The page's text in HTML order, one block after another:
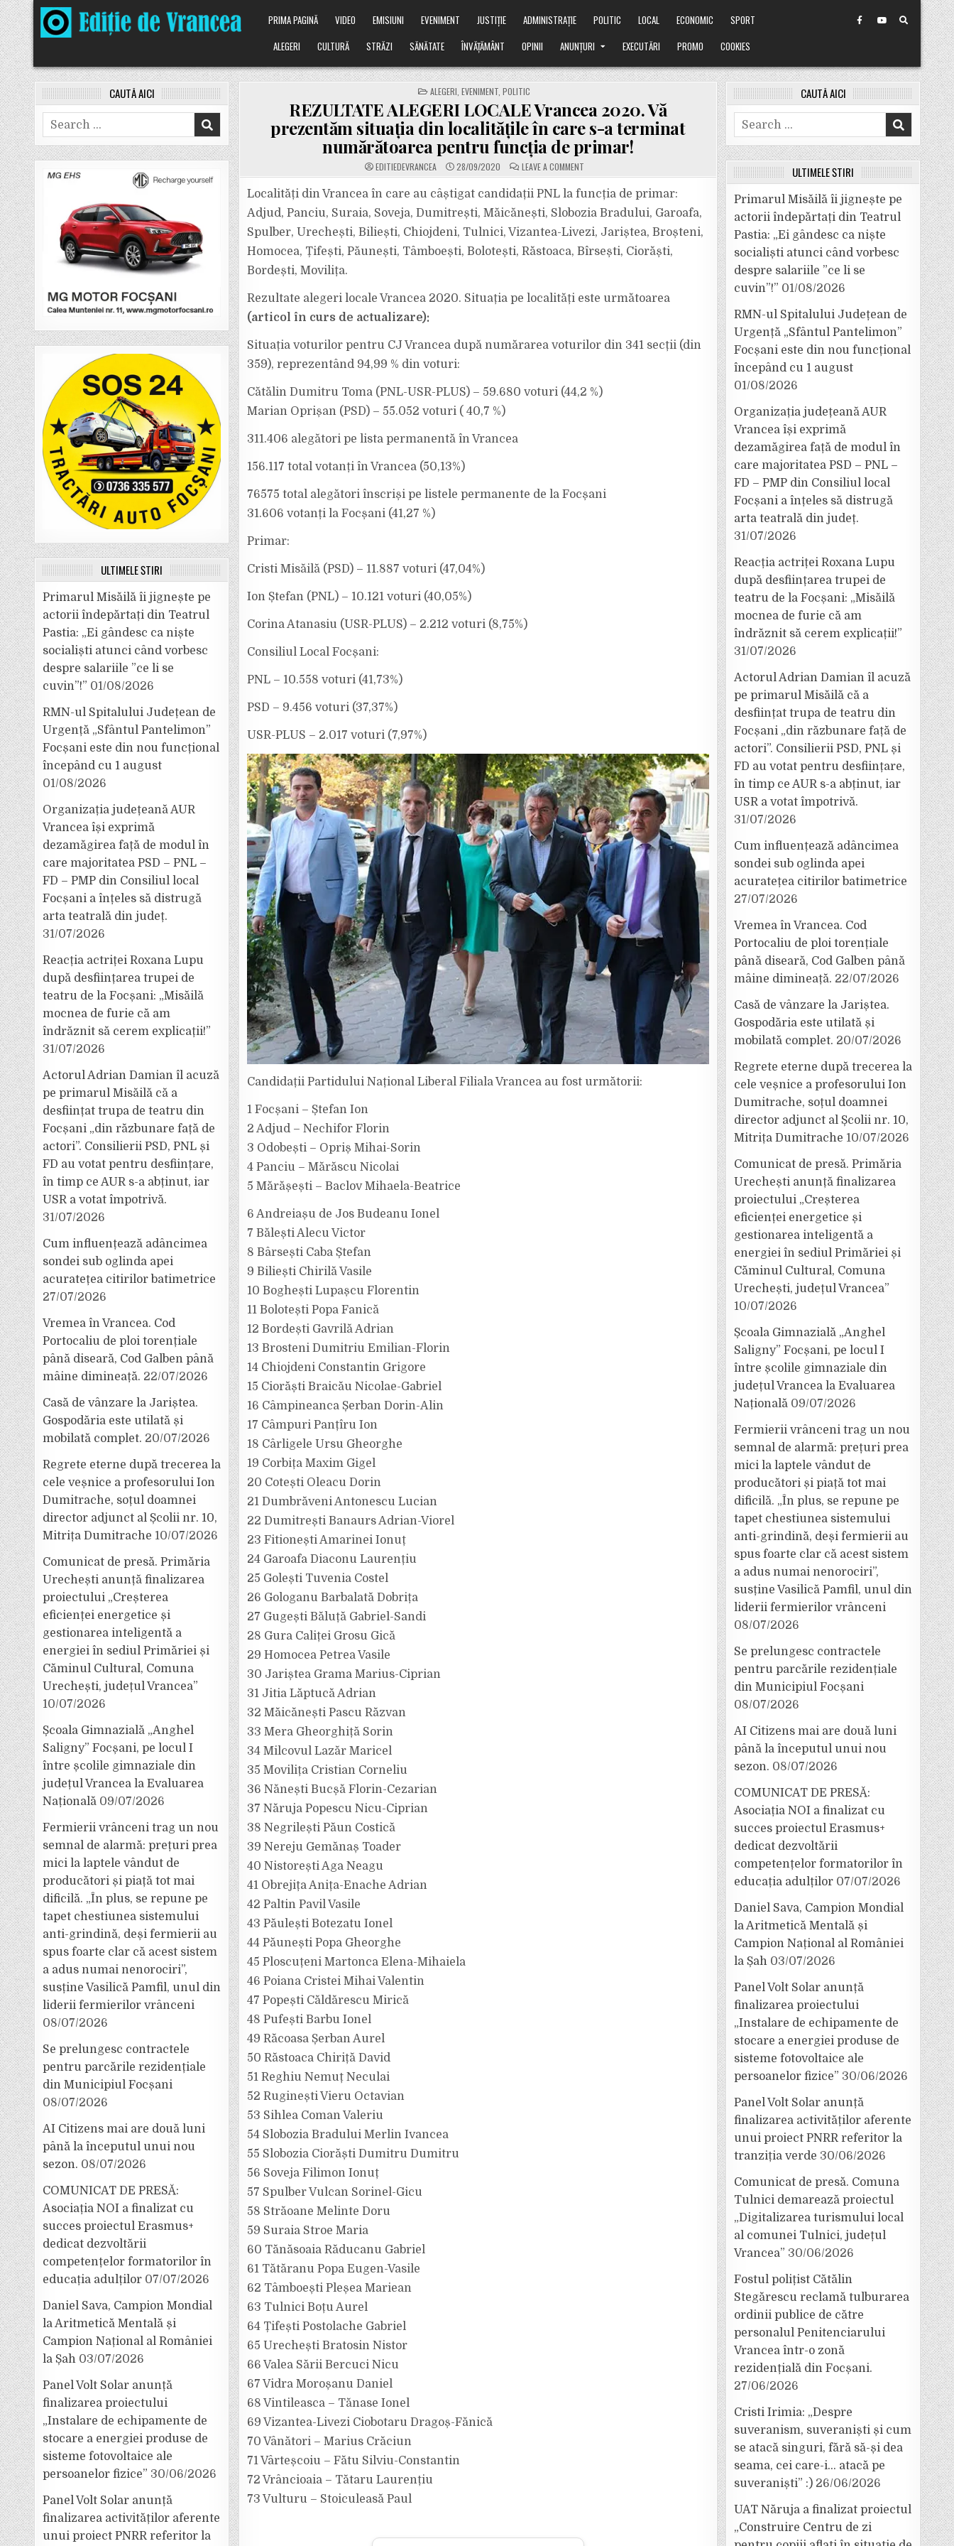
Skip
to
content
PRIMA PAGINĂ VIDEO EMISIUNI EVENIMENT JUSTIȚIE ADMINISTRAȚIE POLITIC LOCAL ECONOMIC
SPORT
ALEGERI
CULTURĂ STRĂZI SĂNĂTATE ÎNVĂȚĂMÂNT OPINII ANUNȚURI EXECUTĂRI PROMO COOKIES
POSTED
IN
ALEGERI ,EVENIMENT ,POLITIC
REZULTATE ALEGERI LOCALE Vrancea 2020. Vă
prezentăm situația din localitățile în care s-a terminat
numărătoarea pentru funcția de primar!
EDITIEDEVRANCEA 28/09/2020 LEAVE A COMMENTON
REZULTATE
LOCALE
VRANCEA
2020.
VĂ
PREZENTĂM
SITUAȚIA
LOCALITĂȚILE
TERMINAT
NUMĂRĂTOAREA
Localități din Vrancea în care au câștigat candidații PNL la funcția de primar:
Adjud, Panciu, Suraia, Soveja, Dumitrești, Măicănești, Slobozia Bradului, Garoafa,
Spulber, Urechești, Biliești, Chiojdeni, Tulnici, Vizantea-Livezi, Jariștea, Broșteni,
Homocea, Țifești, Păunești, Tâmboești, Bolotești, Răstoaca, Bîrsești, Ciorăști,
Bordești, Movilița.
Rezultate alegeri locale Vrancea 2020. Situația pe localități este următoarea
(articol în curs de actualizare):
Situația voturilor pentru CJ Vrancea după numărarea voturilor din 341 secții (din
359), reprezentând 94,99 % din voturi:
Cătălin Dumitru Toma (PNL-USR-PLUS) – 59.680 voturi (44,2 %)
Marian Oprișan (PSD) – 55.052 voturi ( 40,7 %)
311.406 alegători pe lista permanentă în Vrancea
156.117 total votanți în Vrancea (50,13%)
76575 total alegători înscriși pe listele permanente de la Focșani
31.606 votanți la Focșani (41,27 %)
Primar:
Cristi Misăilă (PSD) – 11.887 voturi (47,04%)
Ion Ștefan (PNL) – 10.121 voturi (40,05%)
Corina Atanasiu (USR-PLUS) – 2.212 voturi (8,75%)
Consiliul Local Focșani:
PNL – 10.558 voturi (41,73%)
PSD – 9.456 voturi (37,37%)
USR-PLUS – 2.017 voturi (7,97%)
Candidații Partidului Național Liberal Filiala Vrancea au fost următorii:
1 Focșani – Ștefan Ion
2 Adjud – Nechifor Florin
3 Odobești – Opriș Mihai-Sorin
4 Panciu – Mărăscu Nicolai
5 Mărășești – Baclov Mihaela-Beatrice
6 Andreiașu de Jos Budeanu Ionel
7 Bălești Alecu Victor
8 Bârsești Caba Ștefan
9 Biliești Chirilă Vasile
10 Boghești Lupașcu Florentin
11 Bolotești Popa Fanică
12 Bordești Gavrilă Adrian
13 Brosteni Dumitriu Emilian-Florin
14 Chiojdeni Constantin Grigore
15 Ciorăști Braicău Nicolae-Gabriel
16 Câmpineanca Șerban Dorin-Alin
17 Câmpuri Panțîru Ion
18 Cârligele Ursu Gheorghe
19 Corbița Maxim Gigel
20 Cotești Oleacu Dorin
21 Dumbrăveni Antonescu Lucian
22 Dumitrești Banaurs Adrian-Viorel
23 Fitionești Amarinei Ionuț
24 Garoafa Diaconu Laurențiu
25 Golești Tuvenia Costel
26 Gologanu Barbalată Dobrița
27 Gugești Băluță Gabriel-Sandi
28 Gura Caliței Grosu Gică
29 Homocea Petrea Vasile
30 Jariștea Grama Marius-Ciprian
31 Jitia Lăptucă Adrian
32 Măicănești Pascu Răzvan
33 Mera Gheorghiță Sorin
34 Milcovul Lazăr Maricel
35 Movilița Cristian Corneliu
36 Nănești Bucșă Florin-Cezarian
37 Năruja Popescu Nicu-Ciprian
38 Negrilești Păun Costică
39 Nereju Gemănaș Toader
40 Nistorești Aga Neagu
41 Obrejița Anița-Enache Adrian
42 Paltin Pavil Vasile
43 Păulești Botezatu Ionel
44 Păunești Popa Gheorghe
45 Ploscuțeni Martonca Elena-Mihaiela
46 Poiana Cristei Mihai Valentin
47 Popești Căldărescu Mirică
48 Pufești Barbu Ionel
49 Răcoasa Șerban Aurel
50 Răstoaca Chiriță David
51 Reghiu Nemuț Neculai
52 Ruginești Vieru Octavian
53 Sihlea Coman Valeriu
54 Slobozia Bradului Merlin Ivancea
55 Slobozia Ciorăști Dumitru Dumitru
56 Soveja Filimon Ionuț
57 Spulber Vulcan Sorinel-Gicu
58 Străoane Melinte Doru
59 Suraia Stroe Maria
60 Tănăsoaia Răducanu Gabriel
61 Tătăranu Popa Eugen-Vasile
62 Tâmboești Pleșea Mariean
63 Tulnici Boțu Aurel
64 Țifești Postolache Gabriel
65 Urechești Bratosin Nistor
66 Valea Sării Bercuci Nicu
67 Vidra Moroșanu Daniel
68 Vintileasca – Tănase Ionel
69 Vizantea-Livezi Ciobotaru Dragoș-Fănică
70 Vânători – Marius Crăciun
71 Vârteșcoiu – Fătu Silviu-Constantin
72 Vrâncioaia – Tătaru Laurențiu
73 Vulturu – Stoiculeasă Paul
CAUTĂ AICI
Search
for:
ULTIMELE ȘTIRI
Primarul Misăilă îi jignește pe
actorii îndepărtați din Teatrul
Pastia: „Ei gândesc ca niște
socialiști atunci când vorbesc
despre salariile ”ce li se
cuvin”!” 01/08/2026
RMN-ul Spitalului Județean de
Urgență „Sfântul Pantelimon”
Focșani este din nou funcțional
începând cu 1 august
01/08/2026
Organizația județeană AUR
Vrancea își exprimă
dezamăgirea față de modul în
care majoritatea PSD – PNL –
FD – PMP din Consiliul local
Focșani a înțeles să distrugă
arta teatrală din județ.
31/07/2026
Reacția actriței Roxana Lupu
după desființarea trupei de
teatru de la Focșani: „Misăilă
mocnea de furie că am
îndrăznit să cerem explicații!”
31/07/2026
Actorul Adrian Damian îl acuză
pe primarul Misăilă că a
desființat trupa de teatru din
Focșani „din răzbunare față de
actori”. Consilierii PSD, PNL și
FD au votat pentru desființare,
în timp ce AUR s-a abținut, iar
USR a votat împotrivă.
31/07/2026
Cum influențează adâncimea
sondei sub oglinda apei
acuratețea citirilor batimetrice
27/07/2026
Vremea în Vrancea. Cod
Portocaliu de ploi torențiale
până diseară, Cod Galben până
mâine dimineață. 22/07/2026
Casă de vânzare la Jariștea.
Gospodăria este utilată și
mobilată complet. 20/07/2026
Regrete eterne după trecerea la
cele veșnice a profesorului Ion
Dumitrache, soțul doamnei
director adjunct al Școlii nr. 10,
Mitrița Dumitrache 10/07/2026
Comunicat de presă. Primăria
Urechești anunță finalizarea
proiectului „Creșterea
eficienței energetice și
gestionarea inteligentă a
energiei în sediul Primăriei și
Căminul Cultural, Comuna
Urechești, județul Vrancea”
10/07/2026
Școala Gimnazială „Anghel
Saligny” Focșani, pe locul I
între școlile gimnaziale din
județul Vrancea la Evaluarea
Națională 09/07/2026
Fermierii vrânceni trag un nou
semnal de alarmă: prețuri prea
mici la laptele vândut de
producători și piață tot mai
dificilă. „În plus, se repune pe
tapet chestiunea sistemului
anti-grindină, deși fermierii au
spus foarte clar că acest sistem
a adus numai nenorociri”,
susține Vasilică Pamfil, unul din
liderii fermierilor vrânceni
08/07/2026
Se prelungesc contractele
pentru parcările rezidențiale
din Municipiul Focșani
08/07/2026
AI Citizens mai are două luni
până la începutul unui nou
sezon. 08/07/2026
COMUNICAT DE PRESĂ:
Asociația NOI a finalizat cu
succes proiectul Erasmus+
dedicat dezvoltării
competențelor formatorilor în
educația adulților 07/07/2026
Daniel Sava, Campion Mondial
la Aritmetică Mentală și
Campion Național al României
la Șah 03/07/2026
Panel Volt Solar anunță
finalizarea proiectului
„Instalare de echipamente de
stocare a energiei produse de
sisteme fotovoltaice ale
persoanelor fizice” 30/06/2026
Panel Volt Solar anunță
finalizarea activităților aferente
unui proiect PNRR referitor la
CAUTĂ AICI
Search
for:
ULTIMELE ȘTIRI
Primarul Misăilă îi jignește pe
actorii îndepărtați din Teatrul
Pastia: „Ei gândesc ca niște
socialiști atunci când vorbesc
despre salariile ”ce li se
cuvin”!” 01/08/2026
RMN-ul Spitalului Județean de
Urgență „Sfântul Pantelimon”
Focșani este din nou funcțional
începând cu 1 august
01/08/2026
Organizația județeană AUR
Vrancea își exprimă
dezamăgirea față de modul în
care majoritatea PSD – PNL –
FD – PMP din Consiliul local
Focșani a înțeles să distrugă
arta teatrală din județ.
31/07/2026
Reacția actriței Roxana Lupu
după desființarea trupei de
teatru de la Focșani: „Misăilă
mocnea de furie că am
îndrăznit să cerem explicații!”
31/07/2026
Actorul Adrian Damian îl acuză
pe primarul Misăilă că a
desființat trupa de teatru din
Focșani „din răzbunare față de
actori”. Consilierii PSD, PNL și
FD au votat pentru desființare,
în timp ce AUR s-a abținut, iar
USR a votat împotrivă.
31/07/2026
Cum influențează adâncimea
sondei sub oglinda apei
acuratețea citirilor batimetrice
27/07/2026
Vremea în Vrancea. Cod
Portocaliu de ploi torențiale
până diseară, Cod Galben până
mâine dimineață. 22/07/2026
Casă de vânzare la Jariștea.
Gospodăria este utilată și
mobilată complet. 20/07/2026
Regrete eterne după trecerea la
cele veșnice a profesorului Ion
Dumitrache, soțul doamnei
director adjunct al Școlii nr. 10,
Mitrița Dumitrache 10/07/2026
Comunicat de presă. Primăria
Urechești anunță finalizarea
proiectului „Creșterea
eficienței energetice și
gestionarea inteligentă a
energiei în sediul Primăriei și
Căminul Cultural, Comuna
Urechești, județul Vrancea”
10/07/2026
Școala Gimnazială „Anghel
Saligny” Focșani, pe locul I
între școlile gimnaziale din
județul Vrancea la Evaluarea
Națională 09/07/2026
Fermierii vrânceni trag un nou
semnal de alarmă: prețuri prea
mici la laptele vândut de
producători și piață tot mai
dificilă. „În plus, se repune pe
tapet chestiunea sistemului
anti-grindină, deși fermierii au
spus foarte clar că acest sistem
a adus numai nenorociri”,
susține Vasilică Pamfil, unul din
liderii fermierilor vrânceni
08/07/2026
Se prelungesc contractele
pentru parcările rezidențiale
din Municipiul Focșani
08/07/2026
AI Citizens mai are două luni
până la începutul unui nou
sezon. 08/07/2026
COMUNICAT DE PRESĂ:
Asociația NOI a finalizat cu
succes proiectul Erasmus+
dedicat dezvoltării
competențelor formatorilor în
educația adulților 07/07/2026
Daniel Sava, Campion Mondial
la Aritmetică Mentală și
Campion Național al României
la Șah 03/07/2026
Panel Volt Solar anunță
finalizarea proiectului
„Instalare de echipamente de
stocare a energiei produse de
sisteme fotovoltaice ale
persoanelor fizice” 30/06/2026
Panel Volt Solar anunță
finalizarea activităților aferente
unui proiect PNRR referitor la
tranziția verde 30/06/2026
Comunicat de presă. Comuna
Tulnici demarează proiectul
„Digitalizarea turismului local
al comunei Tulnici, județul
Vrancea” 30/06/2026
Fostul polițist Cătălin
Stegărescu reclamă tulburarea
ordinii publice de către
personalul Penitenciarului
Vrancea într-o zonă
rezidențială din Focșani.
27/06/2026
Cristi Irimia: „Despre
suveranism, suveraniști și cum
se atacă singuri, fără să-și dea
seama, cei care-i… atacă pe
suveraniști” :) 26/06/2026
UAT Năruja a finalizat proiectul
„Construire Centru de zi